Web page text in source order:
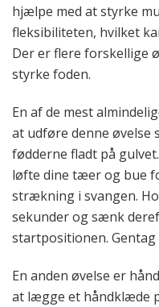
hjælpe med at styrke
fleksibiliteten, hvilket
Der er flere forskellige
styrke foden.
En af de mest
at udføre denne øvelse
fødderne fladt på
løfte dine tæer og bue
strækning i svangen.
sekunder og sænk
startpositionen. Gentag
En anden øvelse er
at lægge et håndklæde